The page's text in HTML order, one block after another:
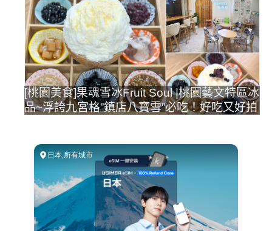
[桃園美食]果魂雪冰Fruit Soul |桃園藝文特區冰
品~浮誇九宮格”鎮店八寶雪”必吃！好吃又好拍